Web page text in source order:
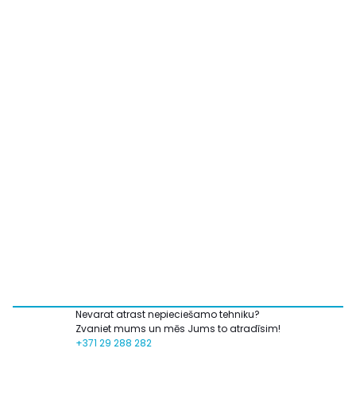
Nevarat atrast nepieciešamo tehniku?
Zvaniet mums un mēs Jums to atradīsim!
+371 29 288 282